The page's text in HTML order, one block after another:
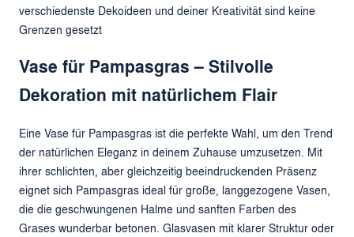
verschiedenste Dekoideen und deiner Kreativität sind keine
Grenzen gesetzt
Vase für Pampasgras – Stilvolle
Dekoration mit natürlichem Flair
Eine Vase für Pampasgras ist die perfekte Wahl, um den Trend
der natürlichen Eleganz in deinem Zuhause umzusetzen. Mit
ihrer schlichten, aber gleichzeitig beeindruckenden Präsenz
eignet sich Pampasgras ideal für große, langgezogene Vasen,
die die geschwungenen Halme und sanften Farben des
Grases wunderbar betonen. Glasvasen mit klarer Struktur oder